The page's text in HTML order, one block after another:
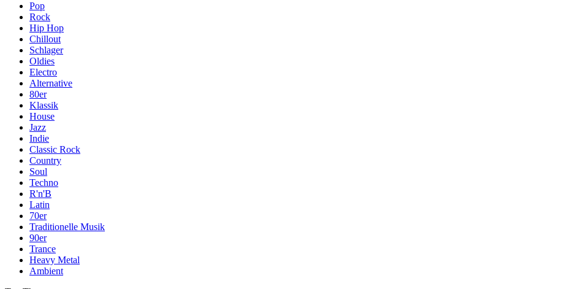
Pop
Rock
Hip Hop
Chillout
Schlager
Oldies
Electro
Alternative
80er
Klassik
House
Jazz
Indie
Classic Rock
Country
Soul
Techno
R'n'B
Latin
70er
Traditionelle Musik
90er
Trance
Heavy Metal
Ambient